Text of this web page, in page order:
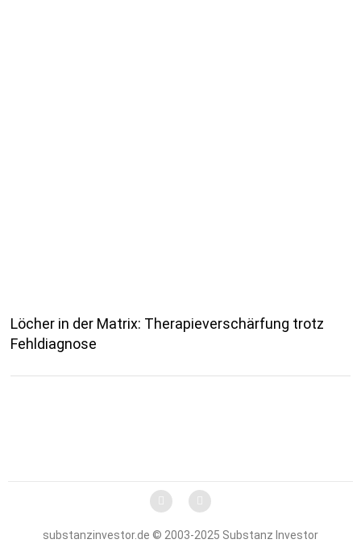
Löcher in der Matrix: Therapieverschärfung trotz
Fehldiagnose
substanzinvestor.de © 2003-2025 Substanz Investor